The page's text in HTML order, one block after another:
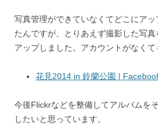
写真管理ができていなくてどこにア
たんですが、とりあえず撮影した写
アップしました。アカウントがなくて
花見2014 in 鈴蘭公園 |
今後Flickrなどを整備してアルバムを
したいと思っています。